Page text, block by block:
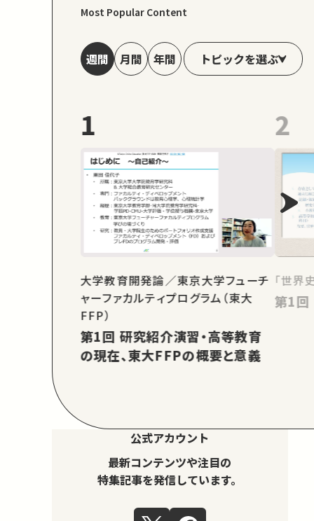
Most Popular Content
週間 月間 年間 トピックを選ぶ
1
大学教育開発論／東京大学フューチ
ャーファカルティプログラム（東大
FFP）
第1回 研究紹介演習・高等教育
の現在、東大FFPの概要と意義
2
「世界
公式アカウント
最新コンテンツや注目の
特集記事を発信しています。